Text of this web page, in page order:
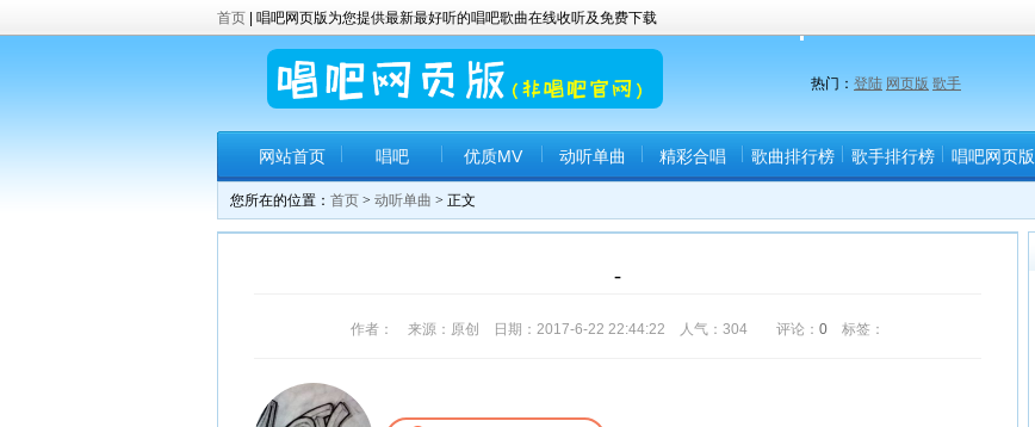
首页 | 唱吧网页版为您提供最新最好听的唱吧歌曲在线收听及免费下载
热门： 登陆 网页版 歌手
网站首页 唱吧 优质MV 动听单曲 精彩合唱 歌曲排行榜 歌手排行榜 唱吧网页版
您所在的位置： 首页 > 动听单曲 > 正文
-
作者： 来源：原创 日期：2017-6-22 22:44:22 人气： 304 评论： 0 标签：